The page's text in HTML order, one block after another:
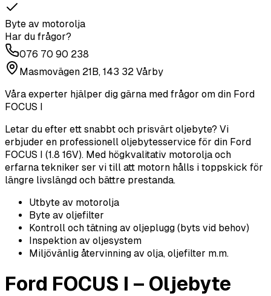
Byte av motorolja
Har du frågor?
076 70 90 238
Masmovägen 21B, 143 32 Vårby
Våra experter hjälper dig gärna med frågor om din Ford
FOCUS I
Letar du efter ett snabbt och prisvärt oljebyte? Vi
erbjuder en professionell oljebytesservice för din Ford
FOCUS I (1.8 16V). Med högkvalitativ motorolja och
erfarna tekniker ser vi till att motorn hålls i toppskick för
längre livslängd och bättre prestanda.
Utbyte av motorolja
Byte av oljefilter
Kontroll och tätning av oljeplugg (byts vid behov)
Inspektion av oljesystem
Miljövänlig återvinning av olja, oljefilter m.m.
Ford FOCUS I – Oljebyte